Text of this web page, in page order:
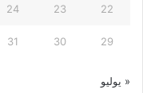
22
23
24
29
30
31
« يوليو